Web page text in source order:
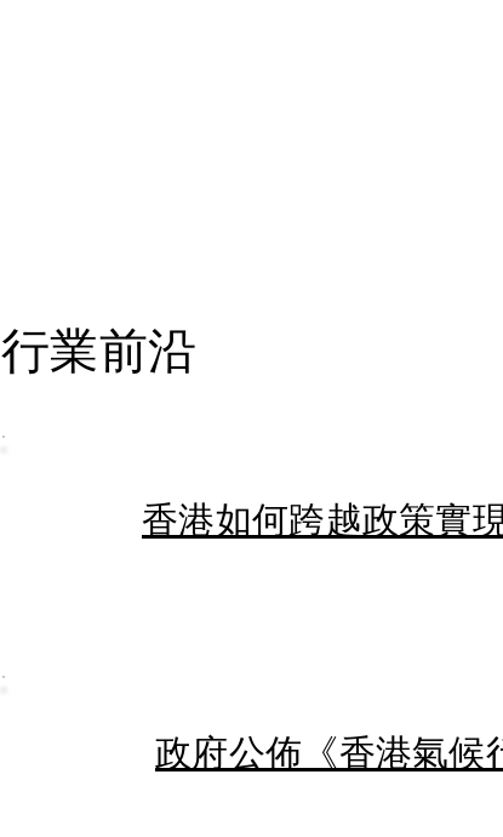
行業前沿
香港如何跨越政策實
政府公佈《香港氣候